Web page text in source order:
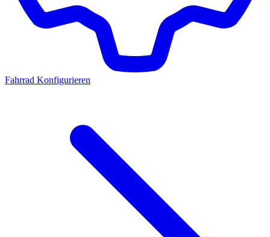
Fahrrad Konfigurieren